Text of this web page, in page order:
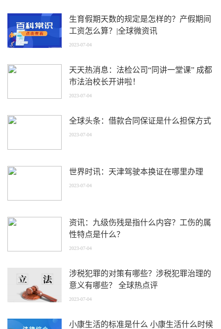
生育假期天数的规定是怎样的？产假期间
工资怎么算？|全球微资讯
2023-07-04
天天热消息：法检公司“同讲一堂课” 成都
市法治校长开讲啦！
2023-07-04
全球头条：借款合同保证是什么担保方式
2023-07-04
世界时讯：天津驾驶本换证在哪里办理
2023-07-04
资讯：九级伤残是指什么内容？工伤的属
性特点是什么？
2023-07-04
涉税犯罪的对策有哪些？涉税犯罪治理的
意义有哪些？ 全球热点评
2023-07-04
小康生活的标准是什么 小康生活什么时候